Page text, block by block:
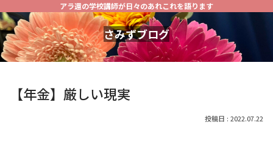
アラ還の学校講師が日々のあれこれを語ります
さみずブログ
【年金】厳しい現実
2022.07.22